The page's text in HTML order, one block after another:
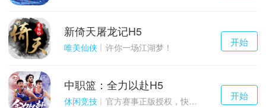
千百度h5
游戏
开始
新倚天屠龙记H5
唯美仙侠 许你一场江湖梦！
千百度h5
游戏
开始
中职篮：全力以赴H5
休闲竞技 官方赛事正版授权，快来打造属于自己的传奇吧~